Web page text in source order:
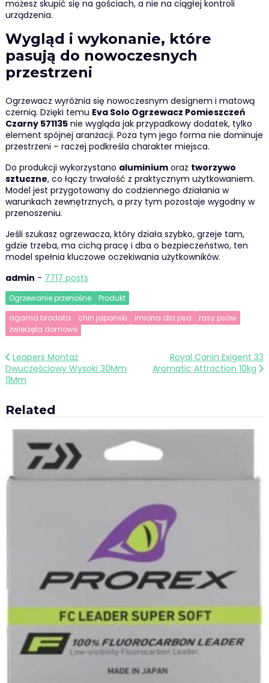
możesz skupić się na gościach, a nie na ciągłej kontroli
urządzenia.
Wygląd i wykonanie, które
pasują do nowoczesnych
przestrzeni
Ogrzewacz wyróżnia się nowoczesnym designem i matową
czernią. Dzięki temu Eva Solo Ogrzewacz Pomieszczeń
Czarny 571135nie wygląda jak przypadkowy dodatek, tylko
element spójnej aranżacji. Poza tym jego forma nie dominuje
przestrzeni – raczej podkreśla charakter miejsca.
Do produkcji wykorzystano aluminiumoraz tworzywo
sztuczne, co łączy trwałość z praktycznym użytkowaniem.
Model jest przygotowany do codziennego działania w
warunkach zewnętrznych, a przy tym pozostaje wygodny w
przenoszeniu.
Jeśli szukasz ogrzewacza, który działa szybko, grzeje tam,
gdzie trzeba, ma cichą pracę i dba o bezpieczeństwo, ten
model spełnia kluczowe oczekiwania użytkowników.
admin - 7717 posts
Ogrzewanie przenośne
Produkt
agama brodata
chin japoński imiona dla psa
rasy psów
zwierzęta domowe
Nawigacja
wpisu
Leapers Montaż
Dwuczęściowy Wysoki 30Mm
11Mm
Royal Canin Exigent 33
Aromatic Attraction 10kg
Related